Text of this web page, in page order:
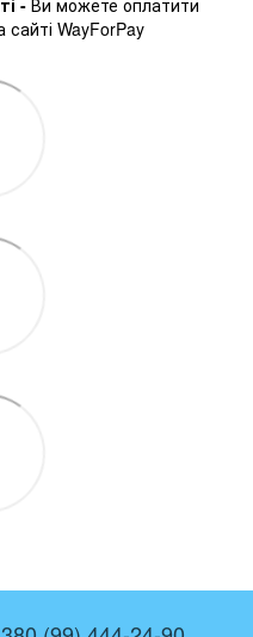
- Ви можете оплатити
сайті WayForPay